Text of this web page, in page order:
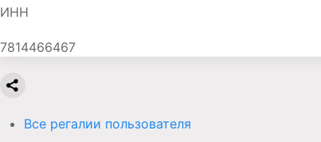
ИНН
7814466467
Все регалии пользователя